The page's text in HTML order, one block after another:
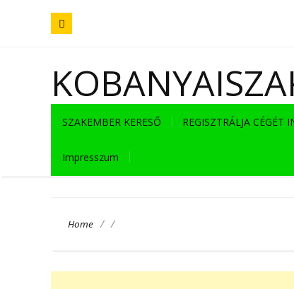
SZAKEMBER KERESŐ REGISZTRÁLJA CÉGÉT
Impresszum
Home / /